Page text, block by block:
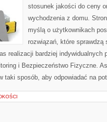
stosunek jakości do ceny
wychodzenia z domu.
myślą o użytkownikach
rozwiązań, które sprawdzą
realizacji bardziej indywidualnych
i Bezpieczeństwo Fizyczne.
taki sposób, aby odpowiadać na